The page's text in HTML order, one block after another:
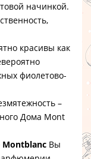
начинкой.
красивы как
фиолетово-
–
Дома Mont
Montblanc Вы